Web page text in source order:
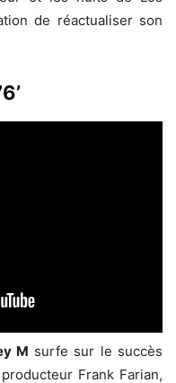
de réactualiser son
M surfe sur le succès
Frank Farian,